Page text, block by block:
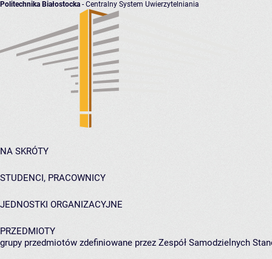
Politechnika Białostocka - Centralny System Uwierzytelniania
NA SKRÓTY
STUDENCI, PRACOWNICY
JEDNOSTKI ORGANIZACYJNE
PRZEDMIOTY
grupy przedmiotów zdefiniowane przez Zespół Samodzielnych